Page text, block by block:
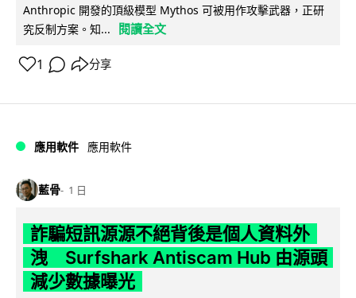
Anthropic 開發的頂級模型 Mythos 可被用作攻擊武器，正研
究反制方案。知...
閱讀全文
1 分享
應用軟件 應用軟件
藍骨 1 日
詐騙短訊源源不絕背後是個人資料外
洩 Surfshark Antiscam Hub 由源頭
減少數據曝光